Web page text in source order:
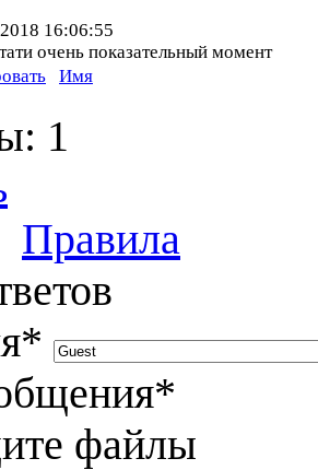
16:06:55
очень показательный момент
Имя
1
Правила
*
*
файлы